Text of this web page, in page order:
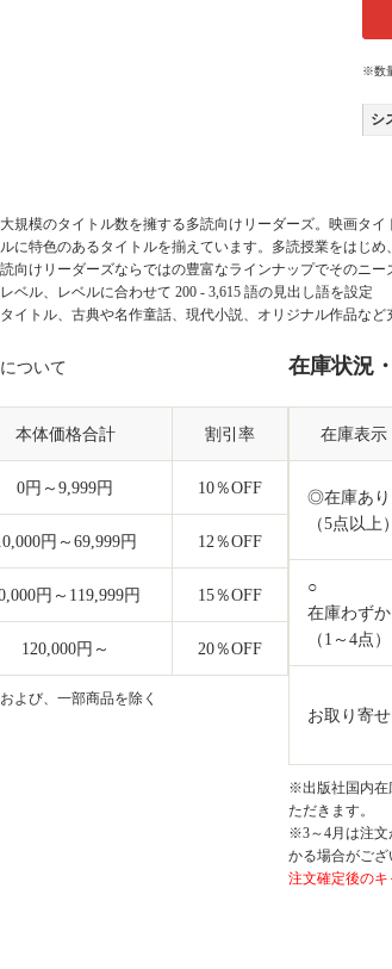
※数
シ
規模のタイトル数を擁する多読向けリーダーズ。映画タ
に特色のあるタイトルを揃えています。多読授業をはじ
向けリーダーズならではの豊富なラインナップでそのニー
レベル、レベルに合わせて 200 - 3,615 語の見出し語を設定
タイトル、古典や名作童話、現代小説、オリジナル作品な
について
本体価格合計 割引率
0円～9,999円 10％OFF
円～69,999円 12％OFF
円～119,999円 15％OFF
120,000円～ 20％OFF
よび、一部商品を除く
在庫状況
在庫表示
◎在庫あり
（5点以上）
○
在庫わずか
（1～4点）
お取り寄せ
※出版社国内在
ただきます。
※3～4月は注文
かる場合がござ
注文確定後のキ